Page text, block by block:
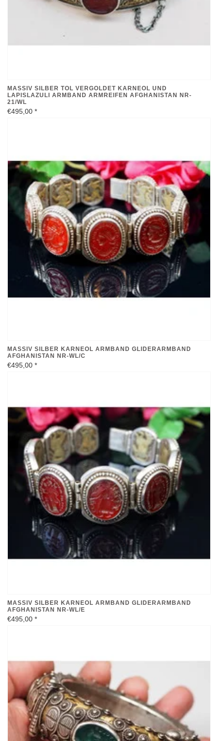
MASSIV SILBER TOL VERGOLDET KARNEOL UND
LAPISLAZULI ARMBAND ARMREIFEN AFGHANISTAN NR-
21/WL
€495,00 *
MASSIV SILBER KARNEOL ARMBAND GLIDERARMBAND
AFGHANISTAN NR-WL/C
€495,00 *
MASSIV SILBER KARNEOL ARMBAND GLIDERARMBAND
AFGHANISTAN NR-WL/E
€495,00 *